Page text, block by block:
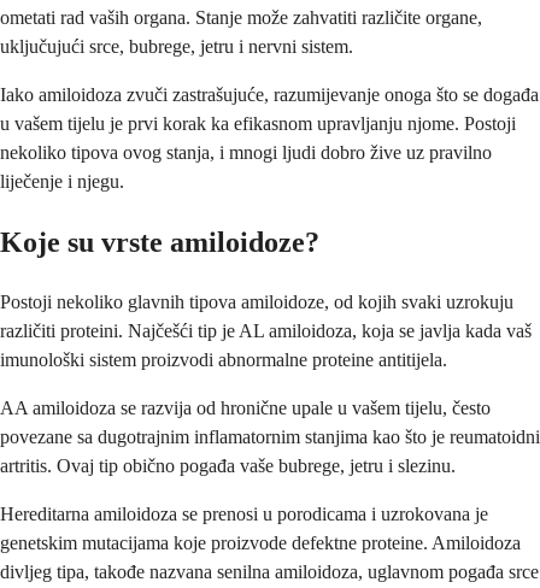
ometati rad vaših organa. Stanje može zahvatiti različite organe,
uključujući srce, bubrege, jetru i nervni sistem.
Iako amiloidoza zvuči zastrašujuće, razumijevanje onoga što se događa
u vašem tijelu je prvi korak ka efikasnom upravljanju njome. Postoji
nekoliko tipova ovog stanja, i mnogi ljudi dobro žive uz pravilno
liječenje i njegu.
Koje su vrste amiloidoze?
Postoji nekoliko glavnih tipova amiloidoze, od kojih svaki uzrokuju
različiti proteini. Najčešći tip je AL amiloidoza, koja se javlja kada vaš
imunološki sistem proizvodi abnormalne proteine antitijela.
AA amiloidoza se razvija od hronične upale u vašem tijelu, često
povezane sa dugotrajnim inflamatornim stanjima kao što je reumatoidni
artritis. Ovaj tip obično pogađa vaše bubrege, jetru i slezinu.
Hereditarna amiloidoza se prenosi u porodicama i uzrokovana je
genetskim mutacijama koje proizvode defektne proteine. Amiloidoza
divljeg tipa, takođe nazvana senilna amiloidoza, uglavnom pogađa srce